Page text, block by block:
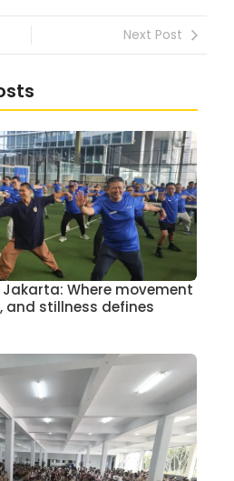
Next Post
Where movement
and stillness defines